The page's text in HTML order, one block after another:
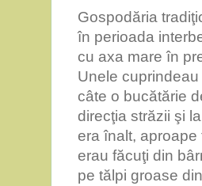
Gospodăria
în perioada
cu axa mare în
Unele
câte o bucătărie
direcţia străzii şi
era înalt,
erau făcuţi din
pe tălpi groase